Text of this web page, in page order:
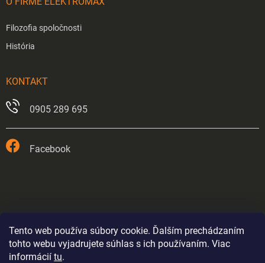
Tento web používa súbory cookie. Ďalším prechádzaním
tohto webu vyjadrujete súhlas s ich používaním. Viac
informácií tu.
Filozofia spoločnosti
História
KONTAKT
0905 289 695
Facebook